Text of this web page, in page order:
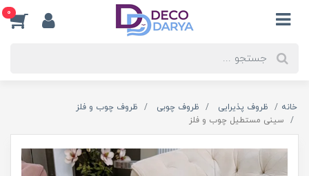
0
خانه ظروف پذیرایی ظروف چوبی
ظروف چوب و فلز
سینی مستطیل چوب و فلز